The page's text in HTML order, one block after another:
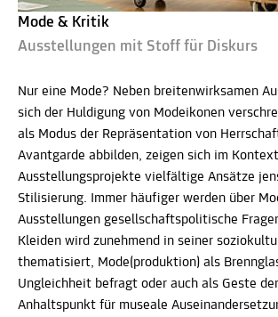
Mode & Kritik
Ausstellungen mit Stoff für Diskurs
Nur eine Mode? Neben breitenwirksamen
sich der Huldigung von Modeikonen
als Modus der Repräsentation von
Avantgarde abbilden, zeigen sich im
Ausstellungsprojekte vielfältige Ansätze
Stilisierung. Immer häufiger werden über
Ausstellungen gesellschaftspolitische
Kleiden wird zunehmend in seiner
thematisiert, Mode(produktion) als
Ungleichheit befragt oder auch als Geste
Anhaltspunkt für museale